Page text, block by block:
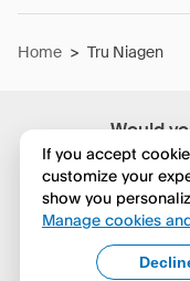
Would
No,
Home > Tru Niagen
If you accept
customize your
show you
Manage cookies